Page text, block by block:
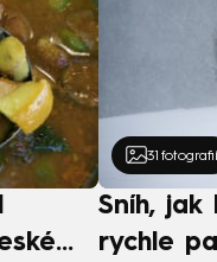
31 fotografií
Sníh, jak
rychle